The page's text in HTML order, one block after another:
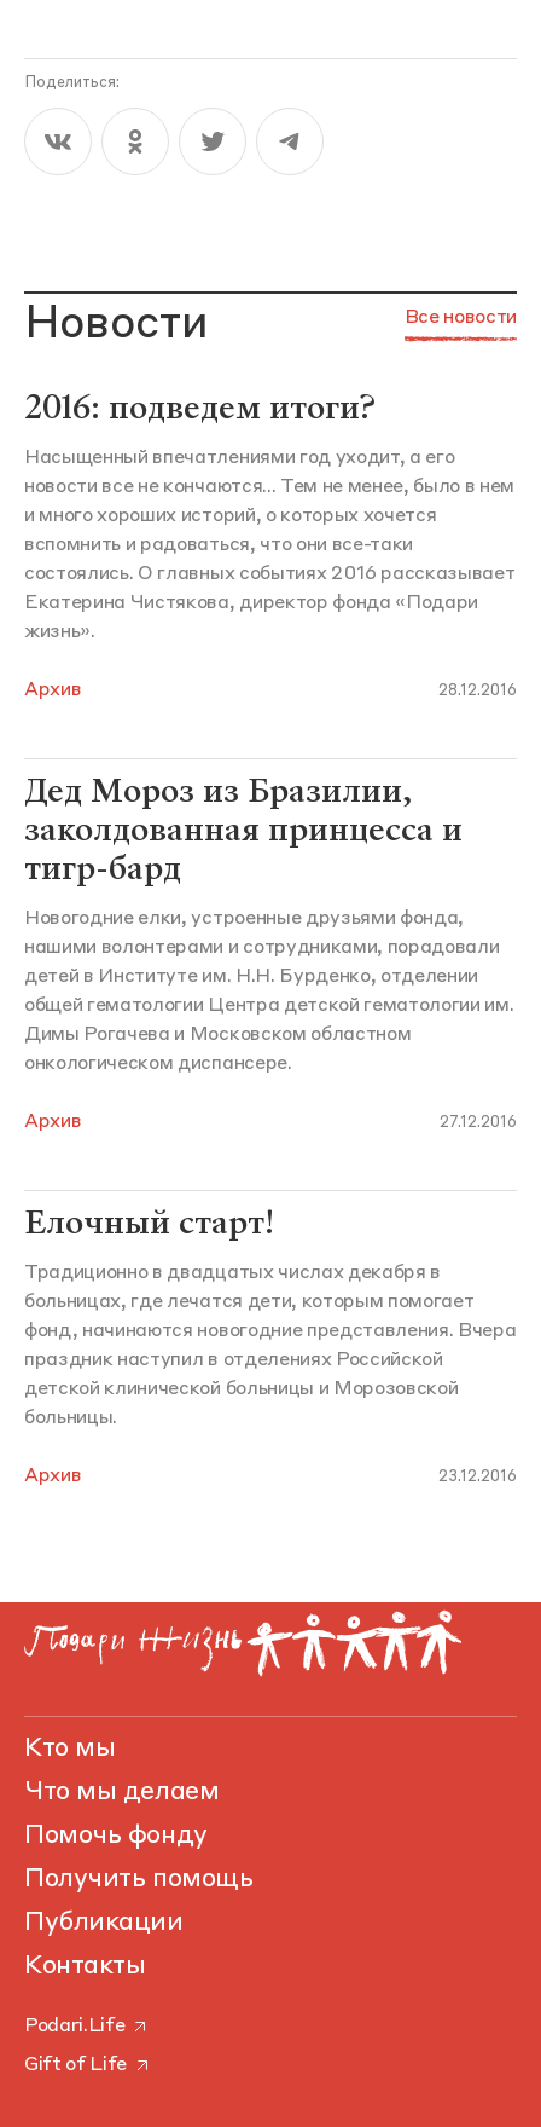
Поделиться:
Новости Все новости
2016: подведем итоги?
Насыщенный впечатлениями год уходит, а его
новости все не кончаются... Тем не менее, было в нем
и много хороших историй, о которых хочется
вспомнить и радоваться, что они все-таки
состоялись. О главных событиях 2016 рассказывает
Екатерина Чистякова, директор фонда «Подари
жизнь».
Архив 28.12.2016
Дед Мороз из Бразилии,
заколдованная принцесса и
тигр-бард
Новогодние елки, устроенные друзьями фонда,
нашими волонтерами и сотрудниками, порадовали
детей в Институте им. Н.Н. Бурденко, отделении
общей гематологии Центра детской гематологии им.
Димы Рогачева и Московском областном
онкологическом диспансере.
Архив 27.12.2016
Елочный старт!
Традиционно в двадцатых числах декабря в
больницах, где лечатся дети, которым помогает
фонд, начинаются новогодние представления. Вчера
праздник наступил в отделениях Российской
детской клинической больницы и Морозовской
больницы.
Архив 23.12.2016
Кто мы
Что мы делаем
Помочь фонду
Получить помощь
Публикации
Контакты
Podari.Life
Gift of Life